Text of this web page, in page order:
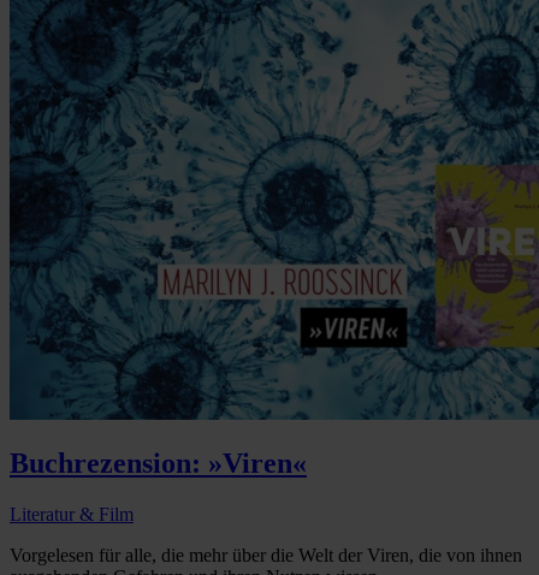
Buchrezension: »Viren«
Literatur & Film
Vorgelesen für alle, die mehr über die Welt der Viren, die von ihnen